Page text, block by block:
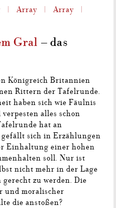
Array
Array
Gral – das
Königreich Britannien
Rittern der Tafelrunde.
haben sich wie Fäulnis
alles schon
hat an
sich in Erzählungen
Einhaltung einer hohen
soll. Nur ist
nicht mehr in der Lage
zu werden. Die
und moralischer
die anstoßen?